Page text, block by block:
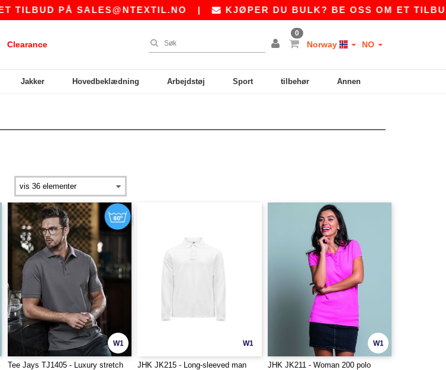
PÅSALES@NTEXTIL.NO| KJØPER DU BULK? BE OSS OM ET TILBUD
Clearance
0
Norway NO
Jakker Hovedbeklædning Arbejdstøj Sport tilbehør Annen
W1
Tee Jays TJ1405 - Luxury stretch
W1
JHK JK215 - Long-sleeved man
W1
JHK JK211 - Woman 200 polo